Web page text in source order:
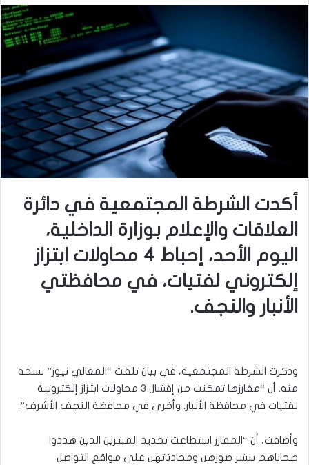
أكدت الشرطة المجتمعية في دائرة
العلاقات والإعلام بوزارة الداخلية،
اليوم الأحد، إحباط 4 محاولات ابتزاز
إلكتروني لفتيات، في محافظتي
الأنبار والنجف.
وذكرت الشرطة المجتمعية، في بيان تلقت “المعالي نيوز” نسخة
منه. أن “مفارزها تمكنت من إفشال ٣ محاولات ابتزاز إلكترونية
لفتيات في محافظة الأنبار. وأخرى في محافظة النجف الأشرف”.
وأضافت، أن “المفارز استطاعت تحديد المبتزين الذين هددوا
ضحاياهم بنشر صورهن ومحادثاتهن على مواقع التواصل